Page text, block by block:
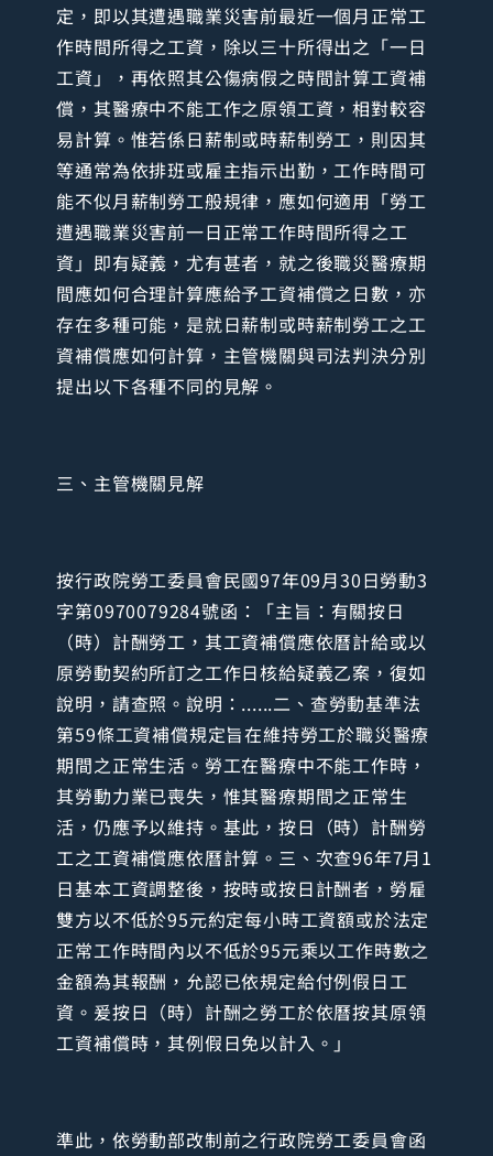
定，即以其遭遇職業災害前最近一個月正常工
作時間所得之工資，除以三十所得出之「一日
工資」，再依照其公傷病假之時間計算工資補
償，其醫療中不能工作之原領工資，相對較容
易計算。惟若係日薪制或時薪制勞工，則因其
等通常為依排班或雇主指示出勤，工作時間可
能不似月薪制勞工般規律，應如何適用「勞工
遭遇職業災害前一日正常工作時間所得之工
資」即有疑義，尤有甚者，就之後職災醫療期
間應如何合理計算應給予工資補償之日數，亦
存在多種可能，是就日薪制或時薪制勞工之工
資補償應如何計算，主管機關與司法判決分別
提出以下各種不同的見解。
三、主管機關見解
按行政院勞工委員會民國97年09月30日勞動3
字第0970079284號函：「主旨：有關按日
（時）計酬勞工，其工資補償應依曆計給或以
原勞動契約所訂之工作日核給疑義乙案，復如
說明，請查照。說明：......二、查勞動基準法
第59條工資補償規定旨在維持勞工於職災醫療
期間之正常生活。勞工在醫療中不能工作時，
其勞動力業已喪失，惟其醫療期間之正常生
活，仍應予以維持。基此，按日（時）計酬勞
工之工資補償應依曆計算。三、次查96年7月1
日基本工資調整後，按時或按日計酬者，勞雇
雙方以不低於95元約定每小時工資額或於法定
正常工作時間內以不低於95元乘以工作時數之
金額為其報酬，允認已依規定給付例假日工
資。爰按日（時）計酬之勞工於依曆按其原領
工資補償時，其例假日免以計入。」
準此，依勞動部改制前之行政院勞工委員會函